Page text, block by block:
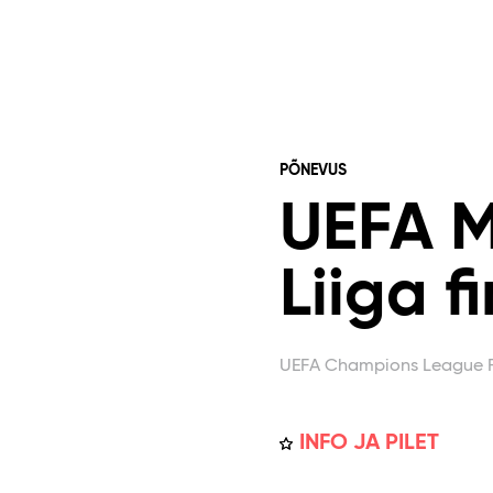
PÕNEVUS
UEFA
Liiga
UEFA Champions League
INFO JA PILET